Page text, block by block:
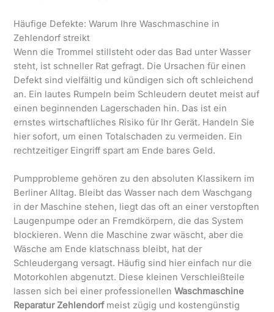
Häufige Defekte: Warum Ihre Waschmaschine in
Zehlendorf streikt
Wenn die Trommel stillsteht oder das Bad unter Wasser
steht, ist schneller Rat gefragt. Die Ursachen für einen
Defekt sind vielfältig und kündigen sich oft schleichend
an. Ein lautes Rumpeln beim Schleudern deutet meist auf
einen beginnenden Lagerschaden hin. Das ist ein
ernstes wirtschaftliches Risiko für Ihr Gerät. Handeln Sie
hier sofort, um einen Totalschaden zu vermeiden. Ein
rechtzeitiger Eingriff spart am Ende bares Geld.
Pumpprobleme gehören zu den absoluten Klassikern im
Berliner Alltag. Bleibt das Wasser nach dem Waschgang
in der Maschine stehen, liegt das oft an einer verstopften
Laugenpumpe oder an Fremdkörpern, die das System
blockieren. Wenn die Maschine zwar wäscht, aber die
Wäsche am Ende klatschnass bleibt, hat der
Schleudergang versagt. Häufig sind hier einfach nur die
Motorkohlen abgenutzt. Diese kleinen Verschleißteile
lassen sich bei einer professionellenWaschmaschine
Reparatur Zehlendorfmeist zügig und kostengünstig